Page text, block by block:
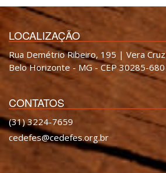
LOCALIZAÇÃO
Rua Demétrio Ribeiro, 195 | Vera Cruz
Belo Horizonte - MG - CEP 30285-680
CONTATOS
(31) 3224-7659
cedefes@cedefes.org.br